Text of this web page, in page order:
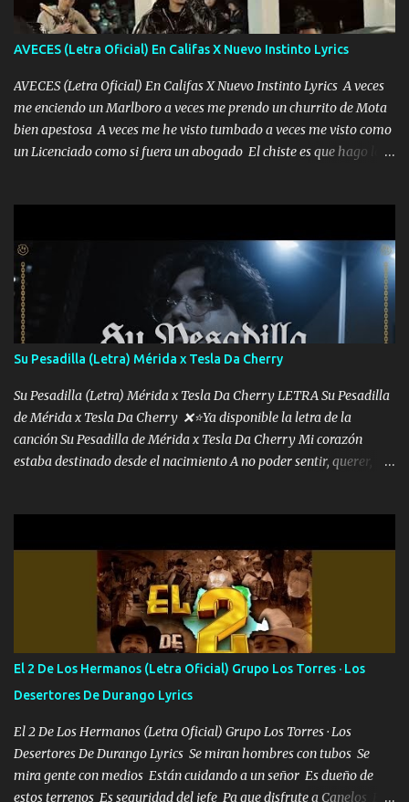
AVECES (Letra Oficial) En Califas X Nuevo Instinto Lyrics
AVECES (Letra Oficial) En Califas X Nuevo Instinto Lyrics A veces
me enciendo un Marlboro a veces me prendo un churrito de Mota
bien apestosa A veces me he visto tumbado a veces me visto como
un Licenciado como si fuera un abogado El chiste es que hago lo
corriente no quieren verte subir de level trucha mis plebes Música
A veces me pongo un sombrero a veces me ven la cachucha de lado
con la mirada siempre en alto A veces me fajó una super o a veces
me fajó una Glock siempre armado todas las generaciones yo
traigo El chiste es que hago lo que quiero pues así soy me mandó
yo tengo el control a todos yo les paro el dedo soy hocicon un
malcriado un malandrón Que Les importa no saben nada falsas
las risas las que me miran hay gente corriente no quieren ve...
Su Pesadilla (Letra) Mérida x Tesla Da Cherry
Su Pesadilla (Letra) Mérida x Tesla Da Cherry LETRA Su Pesadilla
de Mérida x Tesla Da Cherry ❌⭐Ya disponible la letra de la
canción Su Pesadilla de Mérida x Tesla Da Cherry Mi corazón
estaba destinado desde el nacimiento A no poder sentir, querer,
algunas que no lo entiendan Porque ahora soy su pesadilla, lo sé
Soy yo la octava maravilla, no lo niegues Tengo de rodillas a otras
cien Y por más que quieran no me detienen Soy yo la mente que
más brilla, lo ves Pa' mi la vida es tan sencilla No lo entenderías en
tu vida, y está bien Porque lo que tengo nadie lo tiene Una me está
escribiendo y la otra me va a llamar Quiere que vaya a verla y que
la invite a cenar Otras más me están pidiendo que las saque a
bailar Pero es que tengo un par de conciertos más que llenar Se
mueven solo por el interés P...
El 2 De Los Hermanos (Letra Oficial) Grupo Los Torres · Los
Desertores De Durango Lyrics
El 2 De Los Hermanos (Letra Oficial) Grupo Los Torres · Los
Desertores De Durango Lyrics Se miran hombres con tubos Se
mira gente con medios Están cuidando a un señor Es dueño de
estos terrenos Es seguridad del jefe Pa que disfrute a Canelos Es